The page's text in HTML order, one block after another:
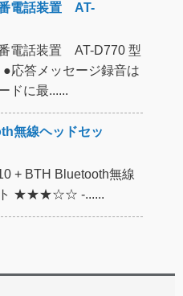
電話装置 AT-
電話装置 AT-D770 型
応答メッセージ録音は
ドに最......
無線ヘッドセッ
+ BTH Bluetooth無線
ト ★★★☆☆ -......